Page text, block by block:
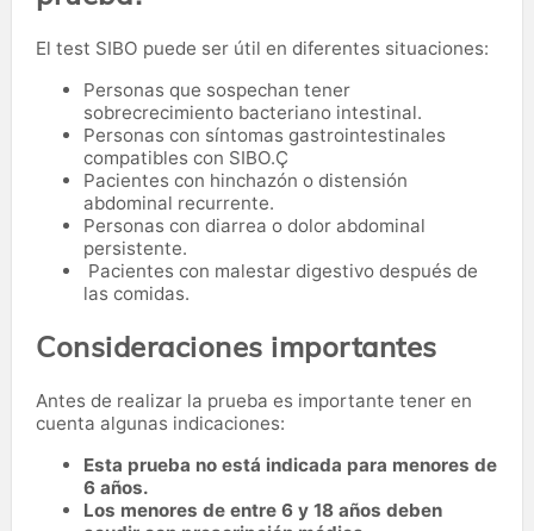
El test SIBO puede ser útil en diferentes situaciones:
Personas que sospechan tener
sobrecrecimiento bacteriano intestinal.
Personas con síntomas gastrointestinales
compatibles con SIBO.Ç
Pacientes con hinchazón o distensión
abdominal recurrente.
Personas con diarrea o dolor abdominal
persistente.
Pacientes con malestar digestivo después de
las comidas.
Consideraciones importantes
Antes de realizar la prueba es importante tener en
cuenta algunas indicaciones:
Esta prueba no está indicada para menores de
6 años.
Los menores de entre 6 y 18 años deben